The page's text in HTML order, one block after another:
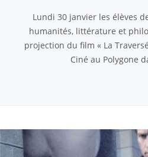
Lundi 30 janvier les élèves
humanités, littérature et
projection du film « La
Ciné au Polygone